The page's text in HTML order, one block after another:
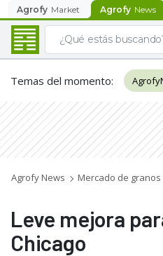
Agrofy Market Agrofy News
Temas del momento:
Agrofy News Mercado de granos
Leve mejora
Chicago